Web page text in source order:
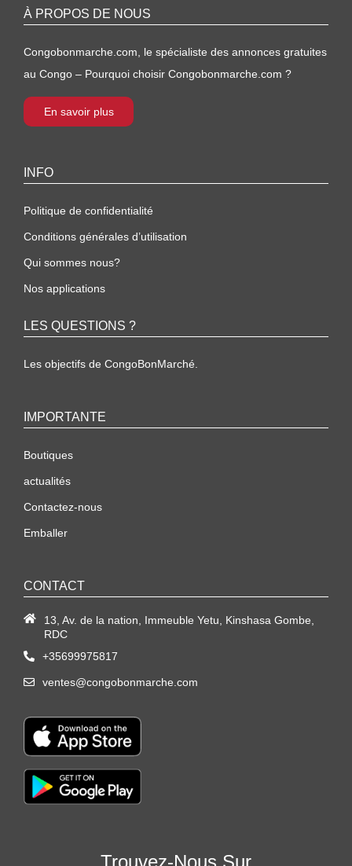
À PROPOS DE NOUS
Congobonmarche.com, le spécialiste des annonces gratuites
au Congo – Pourquoi choisir Congobonmarche.com ?
En savoir plus
INFO
Politique de confidentialité
Conditions générales d’utilisation
Qui sommes nous?
Nos applications
LES QUESTIONS ?
Les objectifs de CongoBonMarché.
IMPORTANTE
Boutiques
actualités
Contactez-nous
Emballer
CONTACT
13, Av. de la nation, Immeuble Yetu, Kinshasa Gombe,
RDC
+35699975817
ventes@congobonmarche.com
Trouvez-Nous Sur